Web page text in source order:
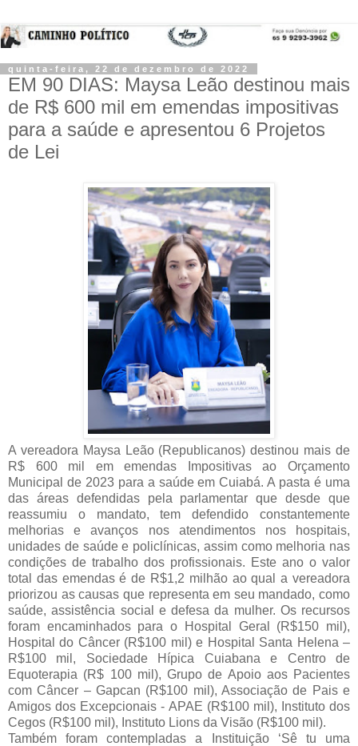
quinta-feira, 22 de dezembro de 2022
EM 90 DIAS: Maysa Leão destinou mais
de R$ 600 mil em emendas impositivas
para a saúde e apresentou 6 Projetos
de Lei
A vereadora Maysa Leão (Republicanos) destinou mais de
R$ 600 mil em emendas Impositivas ao Orçamento
Municipal de 2023 para a saúde em Cuiabá. A pasta é uma
das áreas defendidas pela parlamentar que desde que
reassumiu o mandato, tem defendido constantemente
melhorias e avanços nos atendimentos nos hospitais,
unidades de saúde e policlínicas, assim como melhoria nas
condições de trabalho dos profissionais. Este ano o valor
total das emendas é de R$1,2 milhão ao qual a vereadora
priorizou as causas que representa em seu mandado, como
saúde, assistência social e defesa da mulher. Os recursos
foram encaminhados para o Hospital Geral (R$150 mil),
Hospital do Câncer (R$100 mil) e Hospital Santa Helena –
R$100 mil, Sociedade Hípica Cuiabana e Centro de
Equoterapia (R$ 100 mil), Grupo de Apoio aos Pacientes
com Câncer – Gapcan (R$100 mil), Associação de Pais e
Amigos dos Excepcionais - APAE (R$100 mil), Instituto dos
Cegos (R$100 mil), Instituto Lions da Visão (R$100 mil).
Também foram contempladas a Instituição ‘Sê tu uma